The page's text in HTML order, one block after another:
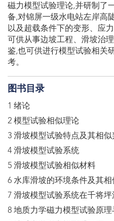
磁力模型试验理论,并研制了
备,对锦屏一级水电站左岸高
以及超载条件下的变形、应
可供从事边坡工程、滑坡治
鉴,也可供进行模型试验相关
考。
图书目录
1 绪论
2 模型试验相似理论
3 滑坡模型试验特点及其相似
4 滑坡模型试验系统
5 滑坡模型试验相似材料
6 水库滑坡的环境条件及其相
7 滑坡模型试验系统在千将
8 地质力学磁力模型试验原理